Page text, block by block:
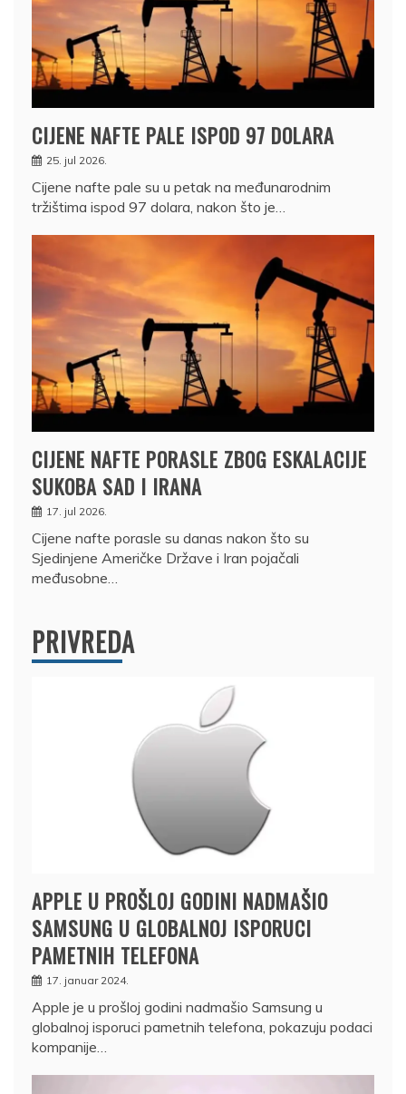
CIJENE NAFTE PALE ISPOD 97 DOLARA
25. jul 2026.
Cijene nafte pale su u petak na međunarodnim
tržištima ispod 97 dolara, nakon što je…
CIJENE NAFTE PORASLE ZBOG ESKALACIJE
SUKOBA SAD I IRANA
17. jul 2026.
Cijene nafte porasle su danas nakon što su
Sjedinjene Američke Države i Iran pojačali
međusobne…
PRIVREDA
APPLE U PROŠLOJ GODINI NADMAŠIO
SAMSUNG U GLOBALNOJ ISPORUCI
PAMETNIH TELEFONA
17. januar 2024.
Apple je u prošloj godini nadmašio Samsung u
globalnoj isporuci pametnih telefona, pokazuju podaci
kompanije…